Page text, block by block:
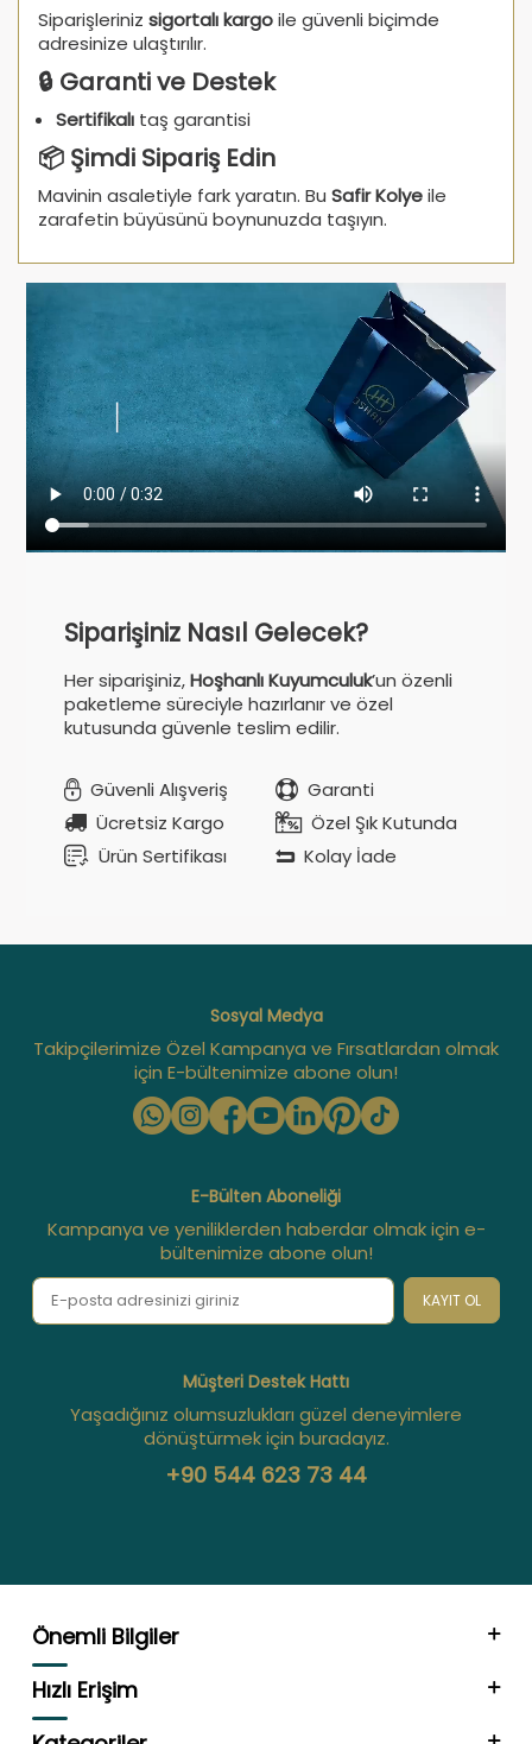
Siparişleriniz sigortalı kargoile güvenli biçimde
adresinize ulaştırılır.
🔒 Garanti ve Destek
Sertifikalı taş garantisi
📦 Şimdi Sipariş Edin
Mavinin asaletiyle fark yaratın. Bu Safir Kolyeile
zarafetin büyüsünü boynunuzda taşıyın.
Siparişiniz Nasıl Gelecek?
Her siparişiniz,Hoşhanlı Kuyumculuk’un özenli
paketleme süreciyle hazırlanır ve özel
kutusunda güvenle teslim edilir.
Güvenli Alışveriş
Garanti
Ücretsiz Kargo
Özel Şık Kutunda
Ürün Sertifikası
Kolay İade
Sosyal Medya
Takipçilerimize Özel Kampanya ve Fırsatlardan olmak
için E-bültenimize abone olun!
E-Bülten Aboneliği
Kampanya ve yeniliklerden haberdar olmak için e-
bültenimize abone olun!
KAYIT OL
Müşteri Destek Hattı
Yaşadığınız olumsuzlukları güzel deneyimlere
dönüştürmek için buradayız.
+90 544 623 73 44
Önemli Bilgiler
Hızlı Erişim